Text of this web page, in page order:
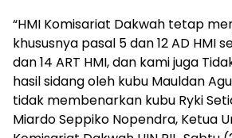
“HMI Komisariat Dakwah tetap
khususnya pasal 5 dan 12 AD HMI
dan 14 ART HMI, dan kami juga
hasil sidang oleh kubu Mauldan
tidak membenarkan kubu Ryki
Miardo Seppiko Nopendra, Ketua